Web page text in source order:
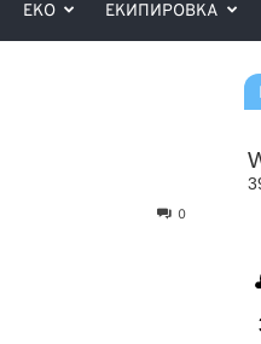
ЕКО ЕКИПИРОВКА
0